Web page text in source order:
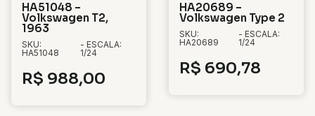
HA51048 –
Volkswagen T2,
1963
SKU:
HA51048
- ESCALA:
1/24
R$ 988,00
HA20689 –
Volkswagen Type 2
SKU:
HA20689
- ESCALA:
1/24
R$ 690,78